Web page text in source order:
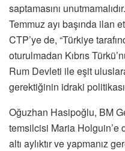
saptamasını
Temmuz ayı başında ilan
CTP’ye de, “Türkiye
oturulmadan Kıbrıs
Rum Devleti ile eşit
gerektiğinin idraki
Oğuzhan Hasipoğlu, BM
temsilcisi Maria Holguin’e
altı aylıktır ve yapmanız